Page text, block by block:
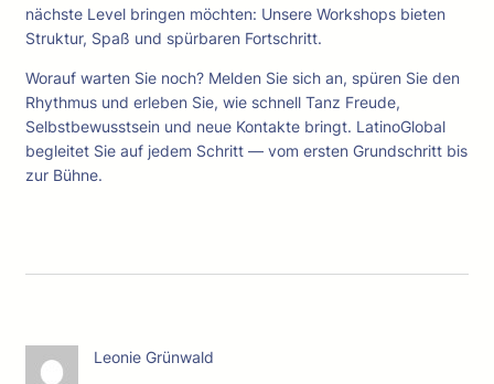
nächste Level bringen möchten: Unsere Workshops bieten
Struktur, Spaß und spürbaren Fortschritt.
Worauf warten Sie noch? Melden Sie sich an, spüren Sie den
Rhythmus und erleben Sie, wie schnell Tanz Freude,
Selbstbewusstsein und neue Kontakte bringt. LatinoGlobal
begleitet Sie auf jedem Schritt — vom ersten Grundschritt bis
zur Bühne.
Leonie Grünwald